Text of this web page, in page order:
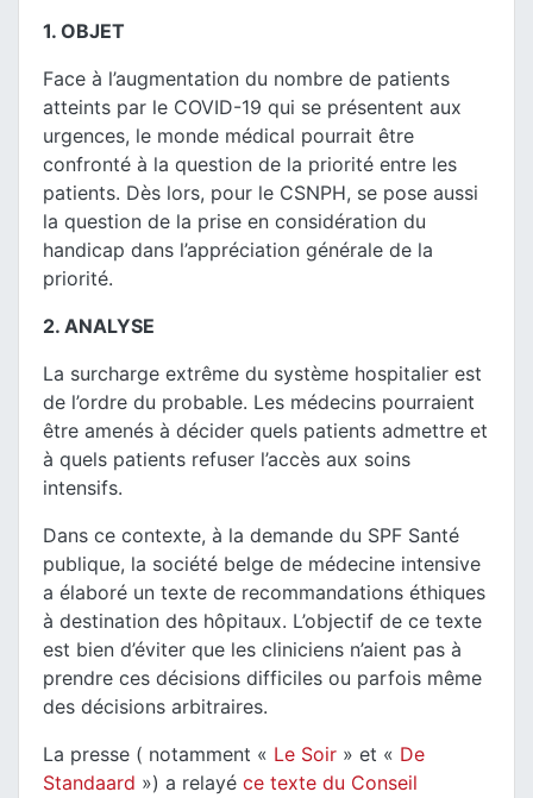
1. OBJET
Face à l’augmentation du nombre de patients
atteints par le COVID-19 qui se présentent aux
urgences, le monde médical pourrait être
confronté à la question de la priorité entre les
patients. Dès lors, pour le CSNPH, se pose aussi
la question de la prise en considération du
handicap dans l’appréciation générale de la
priorité.
2. ANALYSE
La surcharge extrême du système hospitalier est
de l’ordre du probable. Les médecins pourraient
être amenés à décider quels patients admettre et
à quels patients refuser l’accès aux soins
intensifs.
Dans ce contexte, à la demande du SPF Santé
publique, la société belge de médecine intensive
a élaboré un texte de recommandations éthiques
à destination des hôpitaux. L’objectif de ce texte
est bien d’éviter que les cliniciens n’aient pas à
prendre ces décisions difficiles ou parfois même
des décisions arbitraires.
La presse ( notamment « Le Soir » et « De
Standaard ») a relayé ce texte du Conseil